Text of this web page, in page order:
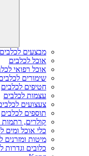
מבצעים לכלבים
אוכל לכלבים
אוכל רפואי
שימורים
חטיפים לכלבים
עצמות לכלבים
צעצועים
תוספים לכלבים
קולרים, רתמות
כלי אוכל ומים
מיטות ומזרנים
כלובים וגדרות